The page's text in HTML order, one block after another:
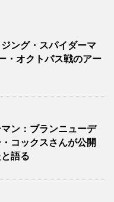
ング・スパイダーマ
・オクトパス戦のアー
ン：ブランニューデ
コックスさんが公開
語る